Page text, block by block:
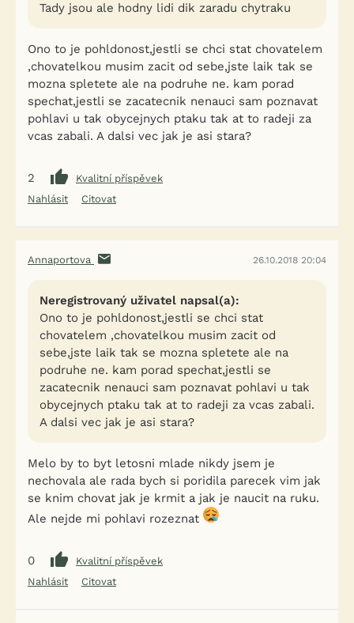
Tady jsou ale hodny lidi dik zaradu chytraku
Ono to je pohldonost,jestli se chci stat chovatelem
,chovatelkou musim zacit od sebe,jste laik tak se
mozna spletete ale na podruhe ne. kam porad
spechat,jestli se zacatecnik nenauci sam poznavat
pohlavi u tak obycejnych ptaku tak at to radeji za
vcas zabali. A dalsi vec jak je asi stara?
2
Kvalitní příspěvek
Nahlásit
Citovat
Annaportova 26.10.2018 20:04
Neregistrovaný uživatel napsal(a):
Ono to je pohldonost,jestli se chci stat
chovatelem ,chovatelkou musim zacit od
sebe,jste laik tak se mozna spletete ale na
podruhe ne. kam porad spechat,jestli se
zacatecnik nenauci sam poznavat pohlavi u tak
obycejnych ptaku tak at to radeji za vcas zabali.
A dalsi vec jak je asi stara?
Melo by to byt letosni mlade nikdy jsem je
nechovala ale rada bych si poridila parecek vim jak
se knim chovat jak je krmit a jak je naucit na ruku.
Ale nejde mi pohlavi rozeznat
0
Kvalitní příspěvek
Nahlásit
Citovat